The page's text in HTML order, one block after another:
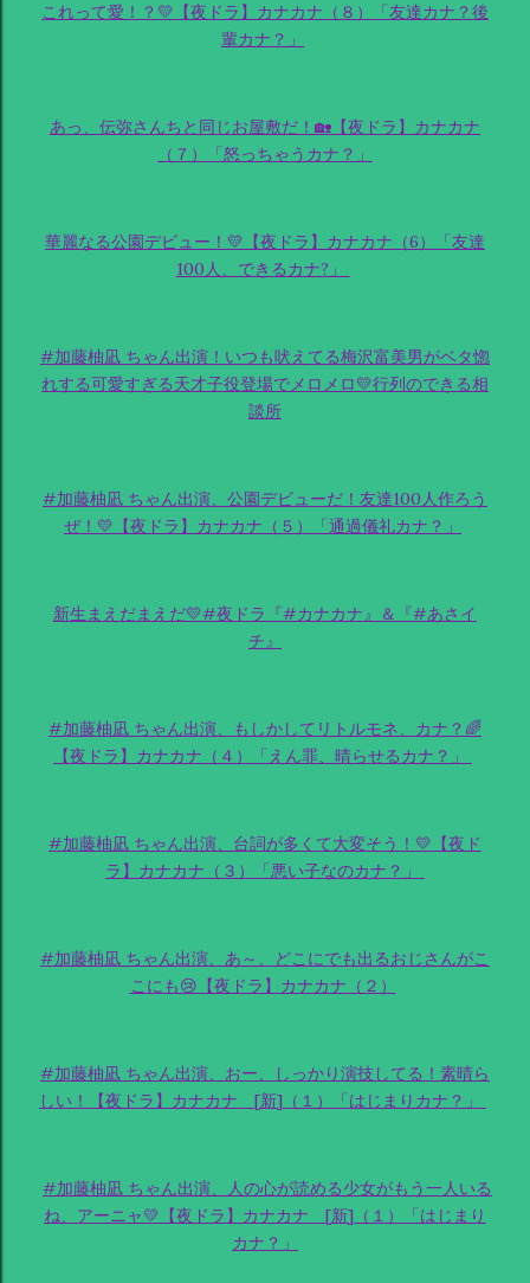
これって愛！？💛【夜ドラ】カナカナ（８）「友達カナ？後
輩カナ？」
あっ、伝弥さんちと同じお屋敷だ！🏡【夜ドラ】カナカナ
（７）「怒っちゃうカナ？」
華麗なる公園デビュー！💛【夜ドラ】カナカナ（6）「友達
100人、できるカナ?」
#加藤柚凪 ちゃん出演！いつも吠えてる梅沢富美男がベタ惚
れする可愛すぎる天才子役登場でメロメロ💛行列のできる相
談所
#加藤柚凪 ちゃん出演、公園デビューだ！友達100人作ろう
ぜ！💛【夜ドラ】カナカナ（５）「通過儀礼カナ？」
新生まえだまえだ💛#夜ドラ『#カナカナ』＆『#あさイ
チ』
#加藤柚凪 ちゃん出演、もしかしてリトルモネ、カナ？🌈
【夜ドラ】カナカナ（４）「えん罪、晴らせるカナ？」
#加藤柚凪 ちゃん出演、台詞が多くて大変そう！💛【夜ド
ラ】カナカナ（３）「悪い子なのカナ？」
#加藤柚凪 ちゃん出演、あ～、どこにでも出るおじさんがこ
こにも😢【夜ドラ】カナカナ（２）
#加藤柚凪 ちゃん出演、おー、しっかり演技してる！素晴ら
しい！【夜ドラ】カナカナ [新]（１）「はじまりカナ？」
#加藤柚凪 ちゃん出演、人の心が読める少女がもう一人いる
ね、アーニャ💛【夜ドラ】カナカナ [新]（１）「はじまり
カナ？」